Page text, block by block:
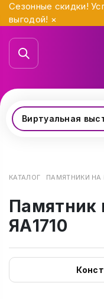
Сезонные скидки!
выгодой! ×
Виртуальная
КАТАЛОГ ПАМЯТНИКИ НА
Памятник
ЯА1710